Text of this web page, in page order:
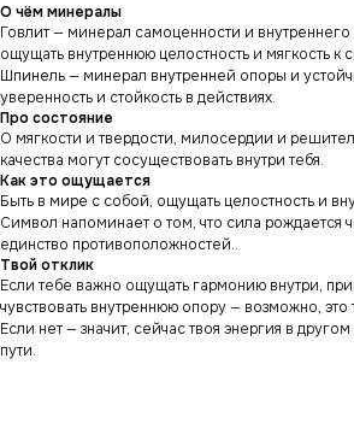
О чём минералы
Говлит — минерал самоценности и
ощущать внутреннюю целостность и мягкость к
Шпинель — минерал внутренней опоры и
уверенность и стойкость в действиях.
Про состояние
О мягкости и твердости, милосердии и
качества могут сосуществовать внутри тебя.
Как это ощущается
Быть в мире с собой, ощущать целостность и
Символ напоминает о том, что сила рождается
единство противоположностей..
Твой отклик
Если тебе важно ощущать гармонию внутри,
чувствовать внутреннюю опору — возможно, это
Если нет — значит, сейчас твоя энергия в
пути.